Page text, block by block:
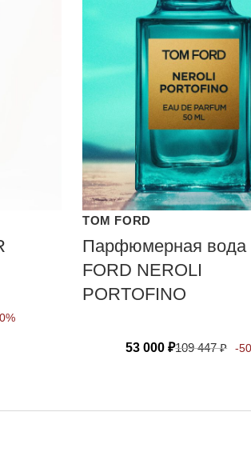
TOM FORD
Парфюмерная вода
FORD NEROLI
PORTOFINO
53 000₽109 447₽ -